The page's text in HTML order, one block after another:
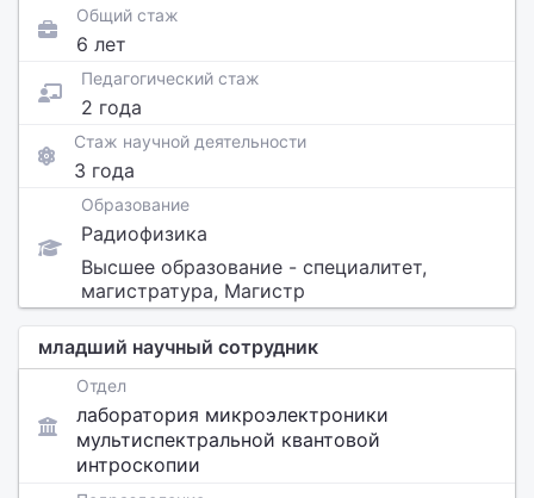
Общий стаж
6 лет
Педагогический стаж
2 года
Стаж научной деятельности
3 года
Образование
Радиофизика
Высшее образование - специалитет,
магистратура, Магистр
младший научный сотрудник
Отдел
лаборатория микроэлектроники
мультиспектральной квантовой
интроскопии